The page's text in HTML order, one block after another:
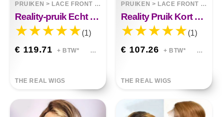
PRUIKEN > LACE FRONT WIGS
Reality-pruik Echt Haarset Handgebreid Echt Haar
(1)
€ 119.71 + BTW*
THE REAL WIGS
PRUIKEN > LACE FRONT WIGS
Reality Pruik Kort Haar Kant Menselijk Haar
(1)
€ 107.26 + BTW*
THE REAL WIGS